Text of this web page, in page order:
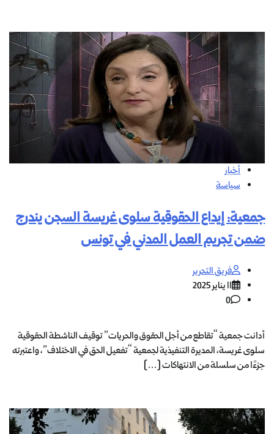
أخبار
سياسة
جمعية: إيداع الحقوقية سلوى غريسة السجن يندرج
ضمن تجريم العمل المدني في تونس
فريق التحرير
11 يناير 2025
0
أدانت جمعية “تقاطع من أجل الحقوق والحريات” توقيف الناشطة الحقوقية
سلوى غريسة، المديرة التنفيذية لجمعية “تفعيل الحق في الاختلاف”، واعتبرته
جزءًا من سلسلة من الانتهاكات […]